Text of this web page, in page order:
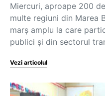
Miercuri, aproape 200
multe regiuni din Marea
marș amplu la care
publici și din sectorul
Vezi articolul